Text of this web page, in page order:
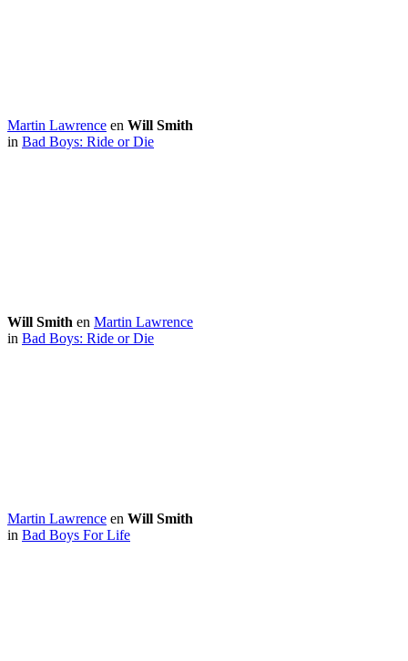
Martin Lawrence en Will Smith
in Bad Boys: Ride or Die
Will Smith en Martin Lawrence
in Bad Boys: Ride or Die
Martin Lawrence en Will Smith
in Bad Boys For Life